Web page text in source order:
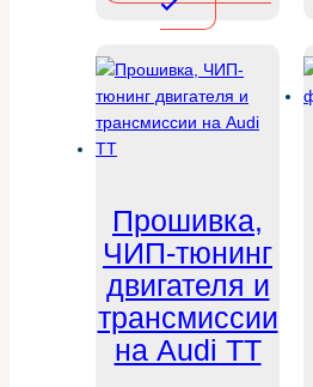
Прошивка,
ЧИП-тюнинг
двигателя и
трансмиссии
на Audi TT